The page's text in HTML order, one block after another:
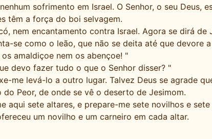
sofrimento em Israel. O Senhor, o seu
têm a força do boi selvagem.
nem encantamento contra Israel. Agora se dirá de
se como o leão, que não se deita até que devore
amaldiçoe nem os abençoe! "
devo fazer tudo o que o Senhor disser? "
me levá-lo a outro lugar. Talvez Deus se agrade
Peor, de onde se vê o deserto de Jesimom.
aqui sete altares, e prepare-me sete novilhos e sete
um novilho e um carneiro em cada altar.